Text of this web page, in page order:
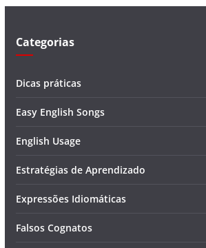
Categorias
Dicas práticas
Easy English Songs
English Usage
Estratégias de Aprendizado
Expressões Idiomáticas
Falsos Cognatos